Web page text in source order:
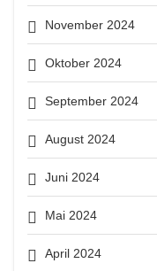
November 2024
Oktober 2024
September 2024
August 2024
Juni 2024
Mai 2024
April 2024